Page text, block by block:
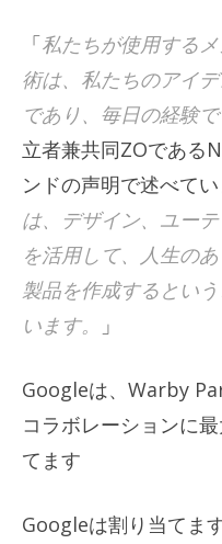
「私たちが使用する
術は、私たちのアイ
であり、毎日の経験
立者兼共同ZOである
ンドの声明で述べてい
は、デザイン、ユー
を活用して、人生の
製品を作成するとい
います。
」
Googleは、Warby
コラボレーションに
てます
Googleは割り当てま